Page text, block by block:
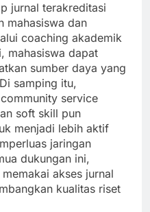
jurnal terakreditasi
mahasiswa dan
coaching akademik
mahasiswa dapat
sumber daya yang
samping itu,
service
soft skill pun
menjadi lebih aktif
jaringan
dukungan ini,
akses jurnal
kualitas riset